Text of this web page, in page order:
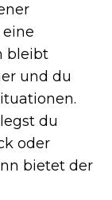
eine
bleibt
und du
du
oder
bietet der